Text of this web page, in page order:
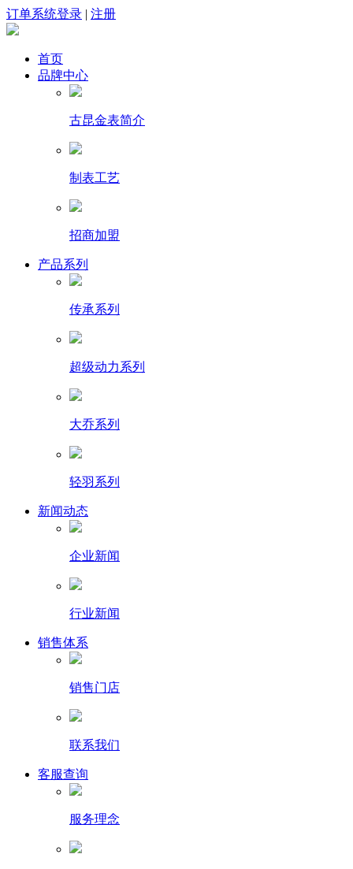
订单系统登录 | 注册
首页
品牌中心
古昆金表简介
制表工艺
招商加盟
产品系列
传承系列
超级动力系列
大乔系列
轻羽系列
新闻动态
企业新闻
行业新闻
销售体系
销售门店
联系我们
客服查询
服务理念